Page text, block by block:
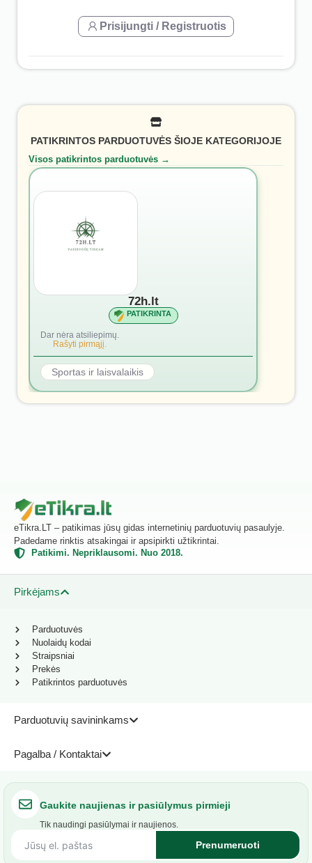
Prisijungti / Registruotis
PATIKRINTOS PARDUOTUVĖS ŠIOJE KATEGORIJOJE
Visos patikrintos parduotuvės →
72h.lt
PATIKRINTA
Dar nėra atsiliepimų.
Rašyti pirmąjį.
Sportas ir laisvalaikis
eTikra.LT – patikimas jūsų gidas internetinių parduotuvių pasaulyje.
Padedame rinktis atsakingai ir apsipirkti užtikrintai.
Patikimi. Nepriklausomi. Nuo 2018.
Pirkėjams
Parduotuvių savininkams
Pagalba / Kontaktai
Parduotuvės
Nuolaidų kodai
Straipsniai
Prekės
Patikrintos parduotuvės
Gaukite naujienas ir pasiūlymus pirmieji
Tik naudingi pasiūlymai ir naujienos.
Prenumeruoti